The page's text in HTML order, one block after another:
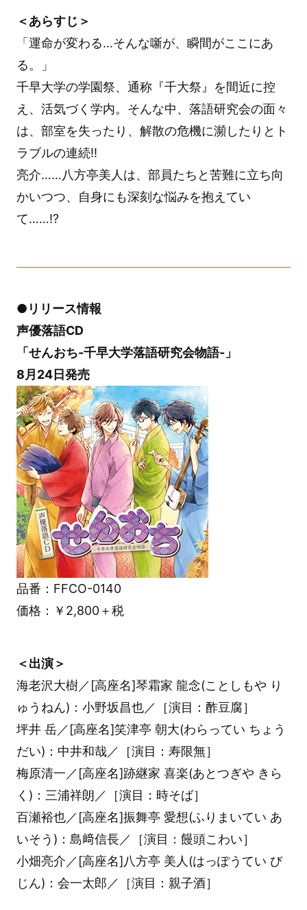
＜あらすじ＞
「運命が変わる…そんな噺が、瞬間がここにあ
る。」
千早大学の学園祭、通称『千大祭』を間近に控
え、活気づく学内。そんな中、落語研究会の面々
は、部室を失ったり、解散の危機に瀕したりとト
ラブルの連続!!
亮介……八方亭美人は、部員たちと苦難に立ち向
かいつつ、自身にも深刻な悩みを抱えてい
て……!?
●リリース情報
声優落語CD
「せんおち-千早大学落語研究会物語-」
8月24日発売
品番：FFCO-0140
価格：￥2,800＋税
＜出演＞
海老沢大樹／[高座名]琴霜家 龍念(ことしもや り
ゅうねん)：小野坂昌也／［演目：酢豆腐］
坪井 岳／[高座名]笑津亭 朝大(わらってい ちょう
だい)：中井和哉／［演目：寿限無］
梅原清一／[高座名]跡継家 喜楽(あとつぎや きら
く)：三浦祥朗／［演目：時そば］
百瀬裕也／[高座名]振舞亭 愛想(ふりまいてい あ
いそう)：島﨑信長／［演目：饅頭こわい］
小畑亮介／[高座名]八方亭 美人(はっぽうてい び
じん)：会一太郎／［演目：親子酒］